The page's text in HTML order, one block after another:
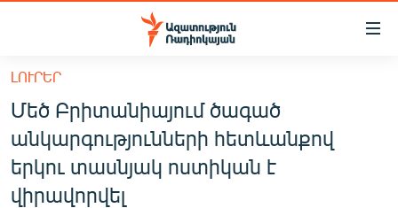
Մատչելիության
հիմնական
բովանդակությանը
Անցնել
հիմնական
մենյուին
Որոնում
ՀԱՅԱՍՏԱՆ
ՔԱՂԱՔԱԿԱՆ
ԸՆՏՐՈՒԹՅՈՒՆՆԵՐ 2026
ԼՈՒՐԵՐ
Մեծ Բրիտանիայում ծագած
անկարգությունների հետևանքով
երկու տասնյակ ոստիկան է
վիրավորվել